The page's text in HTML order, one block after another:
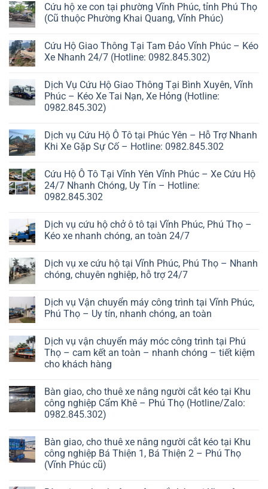
Cứu hộ xe con tại phường Vĩnh Phúc, tỉnh Phú Thọ
(Cũ thuộc Phường Khai Quang, Vĩnh Phúc)
Cứu Hộ Giao Thông Tại Tam Đảo Vĩnh Phúc – Kéo
Xe Nhanh 24/7 (Hotline: 0982.845.302)
Dịch Vụ Cứu Hộ Giao Thông Tại Bình Xuyên, Vĩnh
Phúc – Kéo Xe Tai Nạn, Xe Hỏng (Hotline:
0982.845.302)
Dịch vụ Cứu Hộ Ô Tô tại Phúc Yên – Hỗ Trợ Nhanh
Khi Xe Gặp Sự Cố – Hotline: 0982.845.302
Cứu Hộ Ô Tô Tại Vĩnh Yên Vĩnh Phúc – Xe Cứu Hộ
24/7 Nhanh Chóng, Uy Tín – Hotline:
0982.845.302
Dịch vụ cứu hộ chở ô tô tại Vĩnh Phúc, Phú Thọ –
Kéo xe nhanh chóng, an toàn 24/7
Dịch vụ xe cứu hộ tại Vĩnh Phúc, Phú Thọ – Nhanh
chóng, chuyên nghiệp, hỗ trợ 24/7
Dịch vụ Vận chuyển máy công trình tại Vĩnh Phúc,
Phú Thọ – Uy tín, nhanh chóng, an toàn
Dịch vụ vận chuyển máy móc công trình tại Phú
Thọ – cam kết an toàn – nhanh chóng – tiết kiệm
cho khách hàng
Bàn giao, cho thuê xe nâng người cắt kéo tại Khu
công nghiệp Cẩm Khê – Phú Thọ (Hotline/Zalo:
0982.845.302)
Bàn giao, cho thuê xe nâng người cắt kéo tại Khu
công nghiệp Bá Thiện 1, Bá Thiện 2 – Phú Thọ
(Vĩnh Phúc cũ)